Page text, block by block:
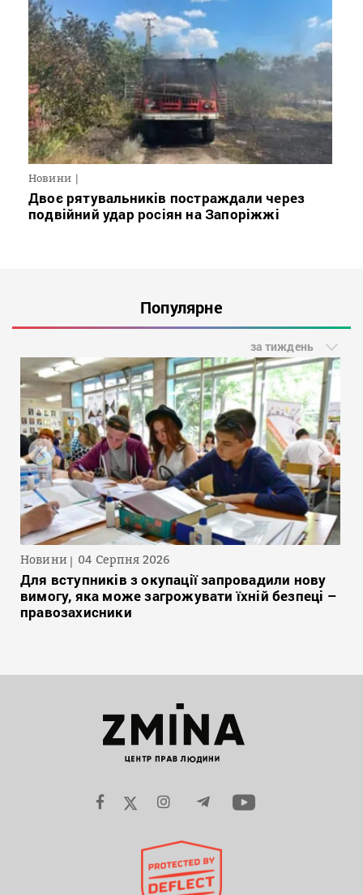
Новини
Двоє рятувальників постраждали через
подвійний удар росіян на Запоріжжі
Популярне
за тиждень
Новини 04 Серпня 2026
Для вступників з окупації запровадили нову
вимогу, яка може загрожувати їхній безпеці –
правозахисники